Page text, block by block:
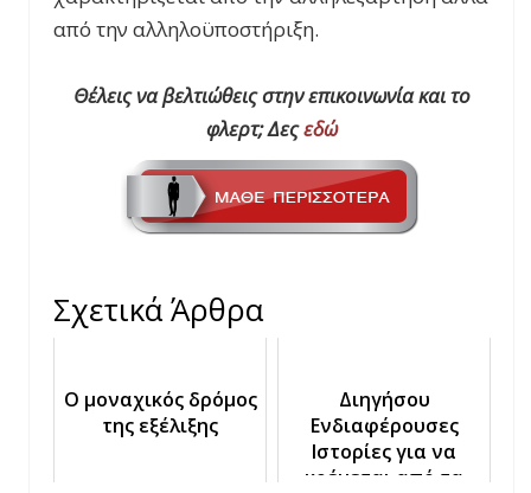
από την αλληλοϋποστήριξη.
Θέλεις να βελτιώθεις στην επικοινωνία και το
φλερτ; Δεςεδώ
Σχετικά Άρθρα
Ο μοναχικός δρόμος
της εξέλιξης
Διηγήσου
Ενδιαφέρουσες
Ιστορίες για να
κρέμεται από τα